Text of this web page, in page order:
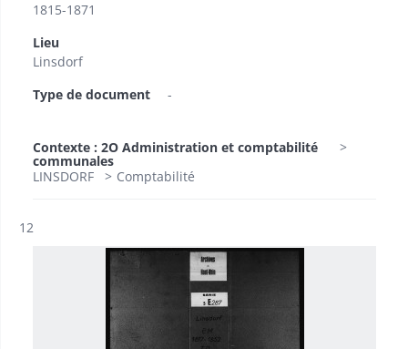
1815-1871
Lieu
Linsdorf
Type de document
-
Contexte : 2O Administration et comptabilité
communales
LINSDORF
Comptabilité
Résultat n°
12